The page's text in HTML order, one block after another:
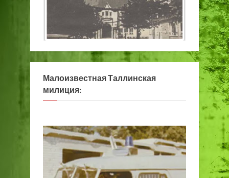
Малоизвестная Таллинская
милиция: